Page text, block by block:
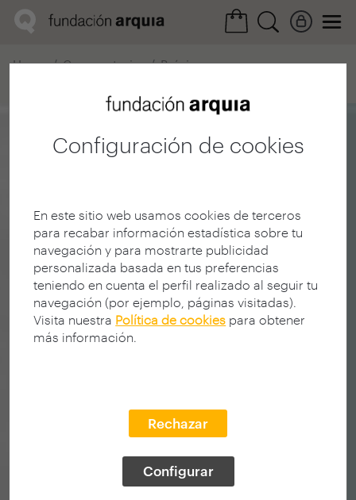
Configuración de cookies
En este sitio web usamos cookies de terceros
para recabar información estadística sobre tu
navegación y para mostrarte publicidad
personalizada basada en tus preferencias
teniendo en cuenta el perfil realizado al seguir tu
navegación (por ejemplo, páginas visitadas).
Visita nuestra Política de cookies para obtener
más información.
Rechazar
Configurar
Home Convocatorias
Próxima